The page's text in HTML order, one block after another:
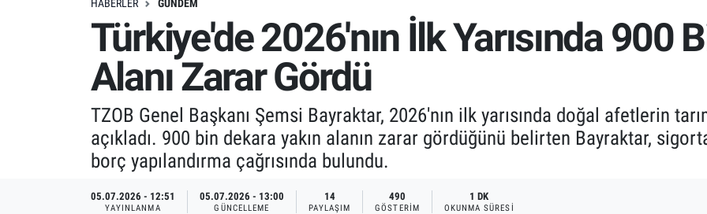
HABERLER GÜNDEM
Türkiye'de 2026'nın İlk Yarısında 900
Alanı Zarar Gördü
TZOB Genel Başkanı Şemsi Bayraktar, 2026'nın ilk yarısında doğal afetlerin
açıkladı. 900 bin dekara yakın alanın zarar gördüğünü belirten Bayraktar,
borç yapılandırma çağrısında bulundu.
05.07.2026 - 12:51
YAYINLANMA
05.07.2026 - 13:00
GÜNCELLEME
14
PAYLAŞIM
490
GÖSTERIM
1 DK
OKUNMA SÜRESI